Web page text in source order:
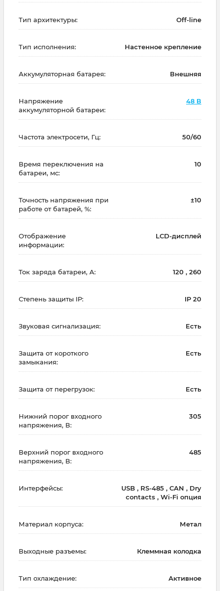
Тип архитектуры: Off-line
Тип исполнения: Настенное крепление
Аккумуляторная батарея: Внешняя
Напряжение
аккумуляторной батареи:
48 В
Частота электросети, Гц: 50/60
Время переключения на
батареи, мс:
10
Точность напряжения при
работе от батарей, %:
±10
Отображение
информации:
LCD-дисплей
Ток заряда батареи, А: 120 , 260
Степень защиты IP: IP 20
Звуковая сигнализация: Есть
Защита от короткого
замыкания:
Есть
Защита от перегрузок: Есть
Нижний порог входного
напряжения, В:
305
Верхний порог входного
напряжения, В:
485
Интерфейсы:
USB , RS-485 , CAN , Dry
contacts , Wi-Fi опция
Материал корпуса: Метал
Выходные разъемы: Клеммная колодка
Тип охлаждение: Активное